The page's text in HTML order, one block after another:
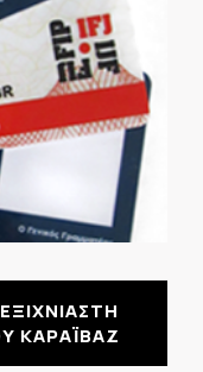
ΚΑΡΑΪΒΑΖ